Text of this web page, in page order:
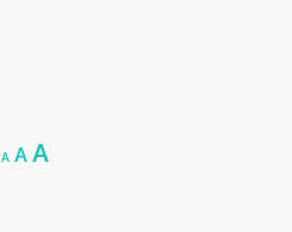
ADecrease
AReset
AIncrease